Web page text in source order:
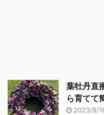
葉牡丹直
ら育てて
2023/8/